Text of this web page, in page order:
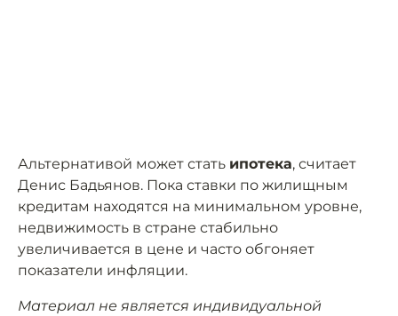
Альтернативой может стать ипотека, считает
Денис Бадьянов. Пока ставки по жилищным
кредитам находятся на минимальном уровне,
недвижимость в стране стабильно
увеличивается в цене и часто обгоняет
показатели инфляции.
Материал не является индивидуальной